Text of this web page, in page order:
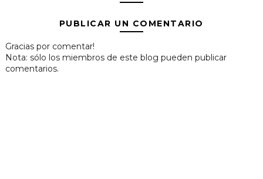
PUBLICAR UN COMENTARIO
Gracias por comentar!
Nota: sólo los miembros de este blog pueden publicar
comentarios.